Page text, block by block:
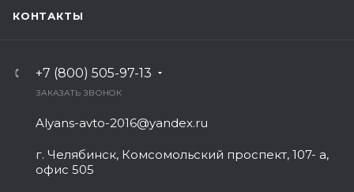
КОНТАКТЫ
+7 (800) 505-97-13
ЗАКАЗАТЬ ЗВОНОК
Alyans-avto-2016@yandex.ru
г. Челябинск, Комсомольский проспект, 107- а,
офис 505